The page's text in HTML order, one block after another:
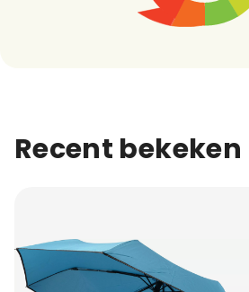
Recent bekeken